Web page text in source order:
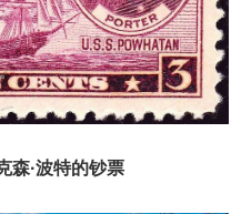
森·波特的钞票